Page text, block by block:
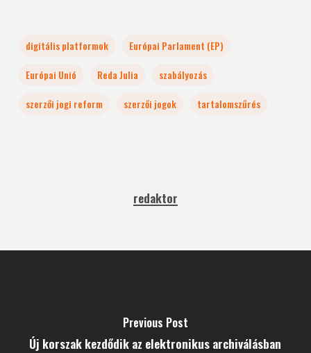
digitális platformok
Európai Parlament (EP)
Európai Unió
Reda Julia
szabályozás
szerzői jogi reform
szerzői jogok tartalomszűrés
redaktor
Previous Post
Új korszak kezdődik az elektronikus archiválásban